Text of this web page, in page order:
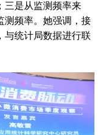
三是从监测频率来
测频率。她强调，接
与统计局数据进行联